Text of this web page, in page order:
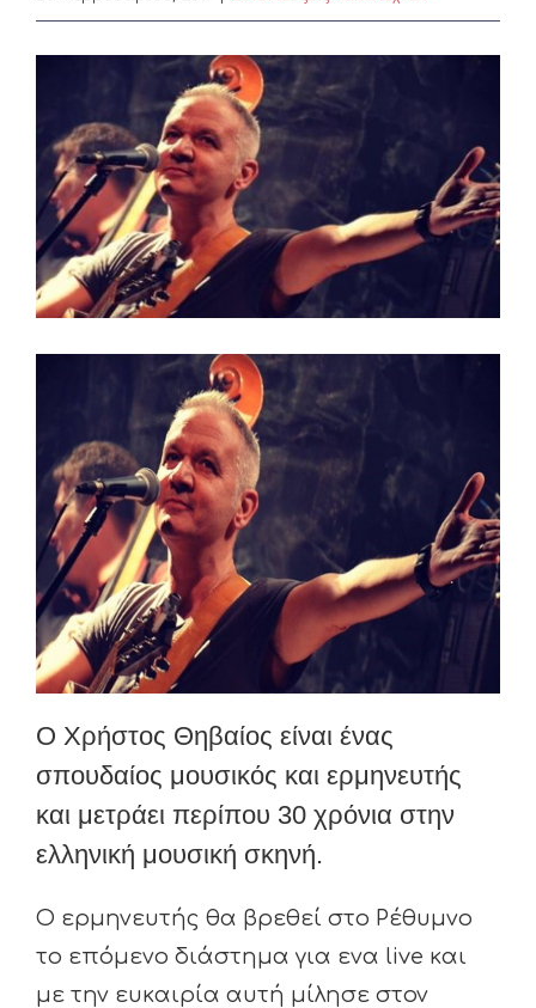
Image
Ο Χρήστος Θηβαίος είναι ένας
σπουδαίος μουσικός και ερμηνευτής
και μετράει περίπου 30 χρόνια στην
ελληνική μουσική σκηνή.
Ο ερμηνευτής θα βρεθεί στο Ρέθυμνο
το επόμενο διάστημα για ενα live και
με την ευκαιρία αυτή μίλησε στον